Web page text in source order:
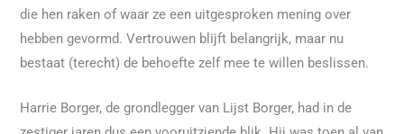
die hen raken of waar ze een uitgesproken mening over
hebben gevormd. Vertrouwen blijft belangrijk, maar nu
bestaat (terecht) de behoefte zelf mee te willen beslissen.
Harrie Borger, de grondlegger van Lijst Borger, had in de